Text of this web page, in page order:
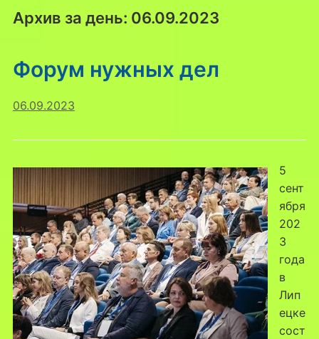
Архив за день: 06.09.2023
Форум нужных дел
06.09.2023
5
сент
ября
202
3
года
в
Лип
ецке
сост